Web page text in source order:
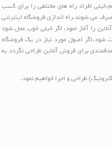
افراد راه های مختلفی را برای کسب
می شوند.راه اندازی فروشگاه اینترنتی
را آغاز نمود، اگر خیلی خوب عمل شود
شود.اگر اصول مورد نیاز در یک فروشگاه
برای فروش آنلاین طراحی نگردد به
طراحی و اجرا خواهیم نمود.